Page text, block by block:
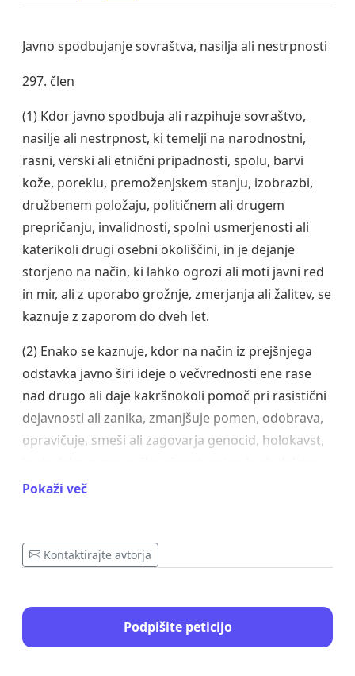
Javno spodbujanje sovraštva, nasilja ali nestrpnosti
297. člen
(1) Kdor javno spodbuja ali razpihuje sovraštvo,
nasilje ali nestrpnost, ki temelji na narodnostni,
rasni, verski ali etnični pripadnosti, spolu, barvi
kože, poreklu, premoženjskem stanju, izobrazbi,
družbenem položaju, političnem ali drugem
prepričanju, invalidnosti, spolni usmerjenosti ali
katerikoli drugi osebni okoliščini, in je dejanje
storjeno na način, ki lahko ogrozi ali moti javni red
in mir, ali z uporabo grožnje, zmerjanja ali žalitev, se
kaznuje z zaporom do dveh let.
(2) Enako se kaznuje, kdor na način iz prejšnjega
odstavka javno širi ideje o večvrednosti ene rase
nad drugo ali daje kakršnokoli pomoč pri rasistični
dejavnosti ali zanika, zmanjšuje pomen, odobrava,
opravičuje, smeši ali zagovarja genocid, holokavst,
agresijo ali druga kazniva dejanja zoper človečnost,
(3) Če je dejanje iz prejšnjih odstavkov storjeno z
spletnih straneh se s kaznijo iz prvega ali drugega
odstavka tega člena kaznuje tudi odgovorni
urednik oziroma tisti, ki ga je nadomeščal, razen če
Pokaži več
Kontaktirajte avtorja
Podpišite peticijo